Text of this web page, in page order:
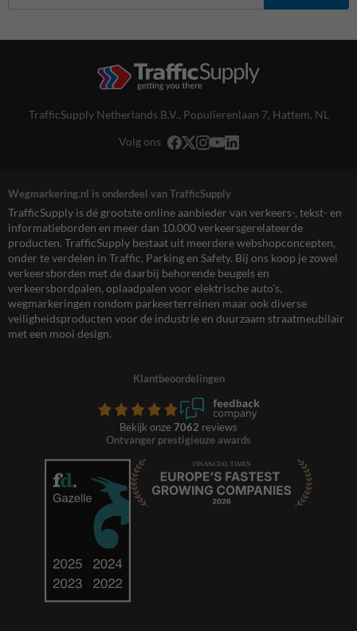
TrafficSupply Netherlands B.V., Populierenlaan 7, Hattem, NL
Volg ons
Wegmarkering.nl is onderdeel van TrafficSupply
TrafficSupply is dé grootste online aanbieder van verkeers-, tekst- en
informatieborden en meer dan 10.000 verkeersgerelateerde
producten. TrafficSupply bestaat uit meerdere webshopconcepten,
onder te verdelen in Traffic, Parking en Safety. Bij ons koop je zowel
verkeersborden met de daarbij behorende beugels en
verkeersbordpalen, oplaadpalen voor elektrische auto’s,
wegmarkeringen rondom parkeerterreinen maar ook diverse
veiligheidsproducten voor de industrie en duurzaam straatmeubilair
met een mooi design.
Klantbeoordelingen
Bekijk onze 7062 reviews
Ontvanger prestigieuze awards